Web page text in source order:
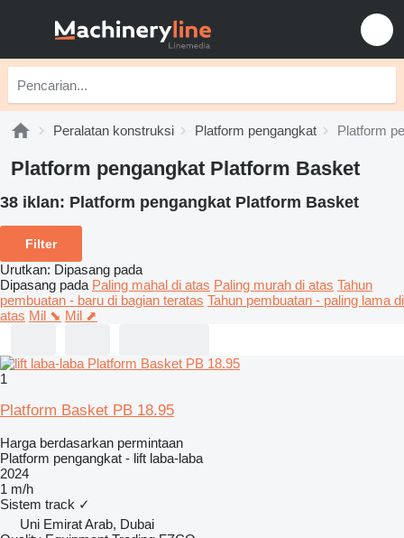
Peralatan konstruksi Platform pengangkat Platform
Platform pengangkat Platform Basket
38 iklan: Platform pengangkat Platform Basket
Filter
Urutkan: Dipasang pada
Dipasang pada Paling mahal di atas Paling murah di atas Tahun
pembuatan - baru di bagian teratas Tahun pembuatan - paling lama di
atas Mil ⬊ Mil ⬈
1
Platform Basket PB 18.95
Harga berdasarkan permintaan
Platform pengangkat - lift laba-laba
2024
1 m/h
Sistem track ✓
Uni Emirat Arab, Dubai